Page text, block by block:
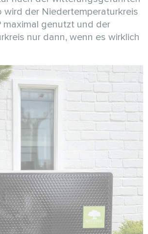
wird der Niedertemperaturkreis
maximal genutzt und der
nur dann, wenn es wirklich